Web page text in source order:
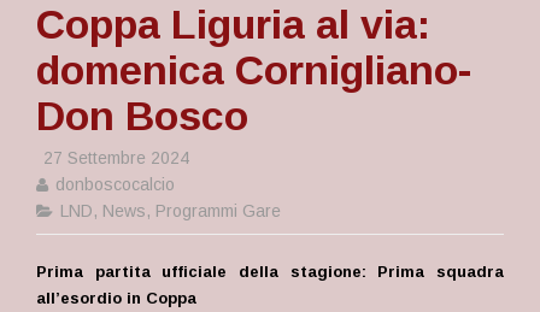
Coppa Liguria al via:
domenica Cornigliano-
Don Bosco
27 Settembre 2024
donboscocalcio
LND, News, Programmi Gare
Prima partita ufficiale della stagione: Prima squadra
all’esordio in Coppa